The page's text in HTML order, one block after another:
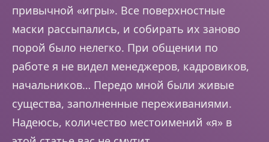
привычной «игры». Все поверхностные
маски рассыпались, и собирать их заново
порой было нелегко. При общении по
работе я не видел менеджеров, кадровиков,
начальников… Передо мной были живые
существа, заполненные переживаниями.
Надеюсь, количество местоимений «я» в